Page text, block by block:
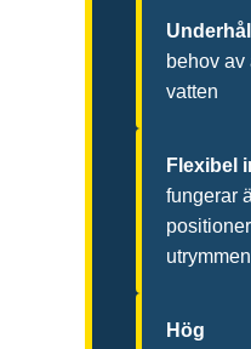
behov av
vatten
Flexibel
fungerar
utrymmen
Hög